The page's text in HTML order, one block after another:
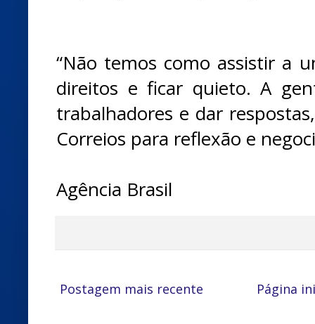
“Não temos como assistir a
direitos e ficar quieto. A
trabalhadores e dar
Correios para reflexão e
Agência Brasil
Postagem mais recente Página